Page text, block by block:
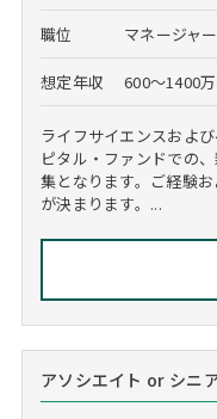
職位 マネージャ
想定年収 600～1400
ライフサイエンスおよ
ピタル・ファンドでの
集となります。ご経験
が決まります。...
アソシエイト or シニ